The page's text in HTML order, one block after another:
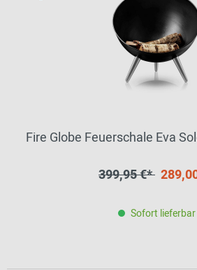
Fire Globe Feuerschale Eva
399,95 €*
Sofort lieferbar